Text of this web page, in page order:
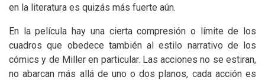
en la literatura es quizás más fuerte aún.
En la película hay una cierta compresión o límite de los
cuadros que obedece también al estilo narrativo de los
cómics y de Miller en particular. Las acciones no se estiran,
no abarcan más allá de uno o dos planos, cada acción es